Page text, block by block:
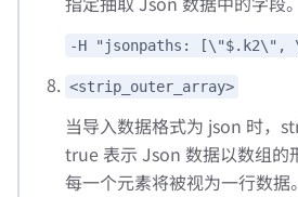
-H "jsonpaths: [\"$.k2\",
<strip_outer_array>
当导入数据格式为 json 时，
true 表示 Json 数据以数组的
每一个元素将被视为一行数据